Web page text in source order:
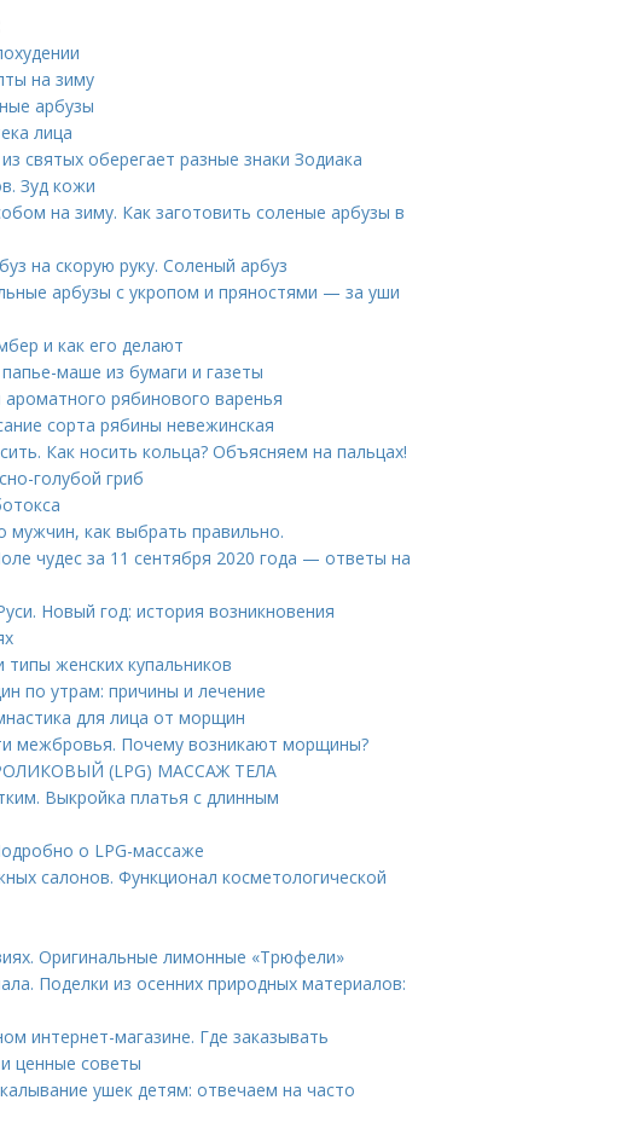
на зиму
арбузы
лица
святых оберегает разные знаки Зодиака
Зуд кожи
на зиму. Как заготовить соленые арбузы в
на скорую руку. Соленый арбуз
арбузы с укропом и пряностями — за уши
и как его делают
маше из бумаги и газеты
рябинового варенья
сорта рябины невежинская
Как носить кольца? Объясняем на пальцах!
голубой гриб
мужчин, как выбрать правильно.
чудес за 11 сентября 2020 года — ответы на
Новый год: история возникновения
женских купальников
по утрам: причины и лечение
для лица от морщин
межбровья. Почему возникают морщины?
(LPG) МАССАЖ ТЕЛА
Выкройка платья с длинным
о LPG-массаже
салонов. Функционал косметологической
Оригинальные лимонные «Трюфели»
Поделки из осенних природных материалов:
интернет-магазине. Где заказывать
ценные советы
ушек детям: отвечаем на часто